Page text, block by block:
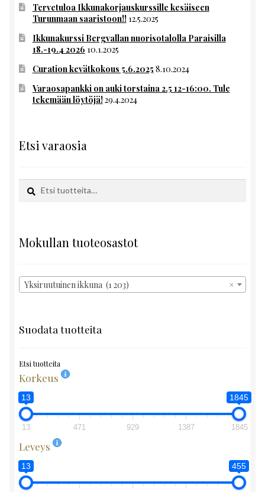
Tervetuloa Ikkunakorjauskurssille kesäiseen
Turunmaan saaristoon!! 12.5.2025
Ikkunakurssi Bergvallan nuorisotalolla Paraisilla
18.-19.4 2026 10.1.2025
Curation kevätkokous 5.6.2025 8.10.2024
Varaosapankki on auki torstaina 2.5 12-16:00. Tule
tekemään löytöjä!29.4.2024
Etsi varaosia
Etsi:
Haku
Mokullan tuoteosastot
×
Yksiruutuinen ikkuna (1 203)
Suodata tuotteita
Etsi tuotteita
Korkeus
13 1845
13 471 929 1387 1845
Leveys
13 455